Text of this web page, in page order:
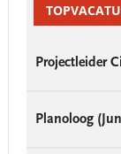
Sidebar
Projectleider
Planoloog